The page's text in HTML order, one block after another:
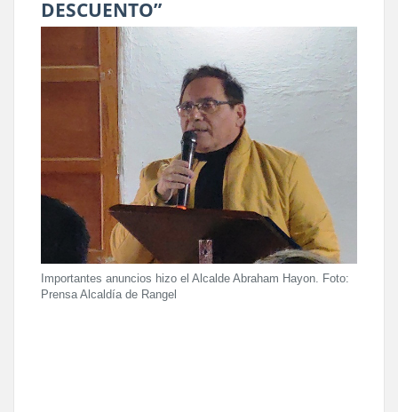
DESCUENTO”
Importantes anuncios hizo el Alcalde Abraham Hayon. Foto:
Prensa Alcaldía de Rangel